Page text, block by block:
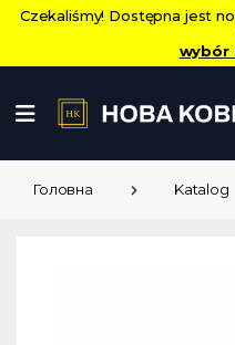
Czekaliśmy! Dostępna jest
wybór
Головна Katalog